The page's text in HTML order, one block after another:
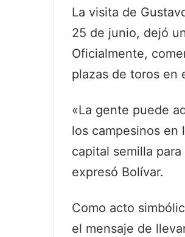
La visita de
25 de junio, dejó
Oficialmente,
plazas de toros en
«La gente puede
los campesinos en
capital semilla
expresó Bolívar.
Como acto
el mensaje de